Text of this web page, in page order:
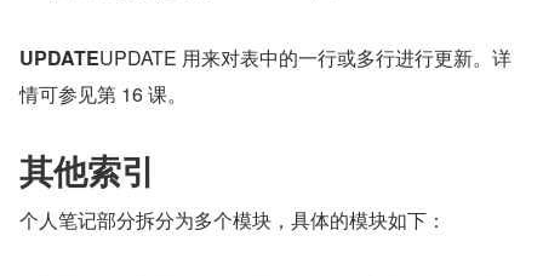
UPDATEUPDATE 用来对表中的一行或多行进行更新。详
情可参见第 16 课。
其他索引
个人笔记部分拆分为多个模块，具体的模块如下：